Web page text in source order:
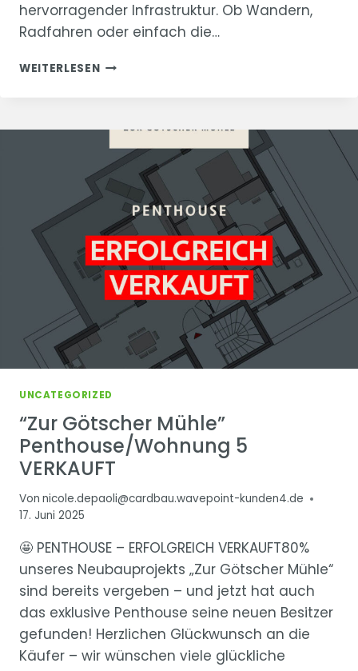
hervorragender Infrastruktur. Ob Wandern,
Radfahren oder einfach die…
WEITERLESENBAUSTELLENUPDATE
UNCATEGORIZED
“Zur Götscher Mühle”
Penthouse/Wohnung 5
VERKAUFT
Von nicole.depaoli@cardbau.wavepoint-kunden4.de
17. Juni 2025
🤩 PENTHOUSE – ERFOLGREICH VERKAUFT80%
unseres Neubauprojekts „Zur Götscher Mühle“
sind bereits vergeben – und jetzt hat auch
das exklusive Penthouse seine neuen Besitzer
gefunden! Herzlichen Glückwunsch an die
Käufer – wir wünschen viele glückliche